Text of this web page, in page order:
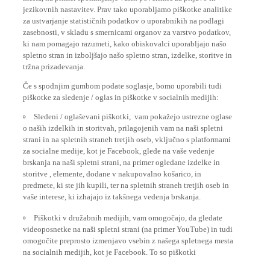
jezikovnih nastavitev. Prav tako uporabljamo piškotke analitike
za ustvarjanje statističnih podatkov o uporabnikih na podlagi
zasebnosti, v skladu s smernicami organov za varstvo podatkov,
ki nam pomagajo razumeti, kako obiskovalci uporabljajo našo
spletno stran in izboljšajo našo spletno stran, izdelke, storitve in
tržna prizadevanja.
Če s spodnjim gumbom podate soglasje, bomo uporabili tudi
piškotke za sledenje / oglas in piškotke v socialnih medijih:
o naših izdelkih in storitvah, prilagojenih vam na naši spletni
strani in na spletnih straneh tretjih oseb, vključno s platformami
za socialne medije, kot je Facebook, glede na vaše vedenje
brskanja na naši spletni strani, na primer ogledane izdelke in
storitve , elemente, dodane v nakupovalno košarico, in
predmete, ki ste jih kupili, ter na spletnih straneh tretjih oseb in
vaše interese, ki izhajajo iz takšnega vedenja brskanja.
videoposnetke na naši spletni strani (na primer YouTube) in tudi
omogočite preprosto izmenjavo vsebin z našega spletnega mesta
na socialnih medijih, kot je Facebook. To so piškotki